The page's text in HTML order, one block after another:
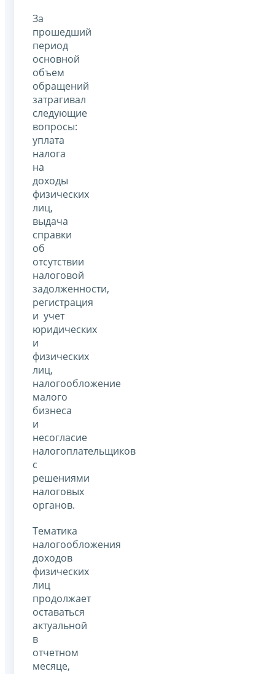
За
прошедший
период
основной
объем
обращений
затрагивал
следующие
вопросы:
уплата
налога
на
доходы
физических
лиц,
выдача
справки
об
отсутствии
налоговой
задолженности,
регистрация
и учет
юридических
и
физических
лиц,
налогообложение
малого
бизнеса
и
несогласие
налогоплательщиков
с
решениями
налоговых
органов.
Тематика
налогообложения
доходов
физических
лиц
продолжает
оставаться
актуальной
в
отчетном
месяце,